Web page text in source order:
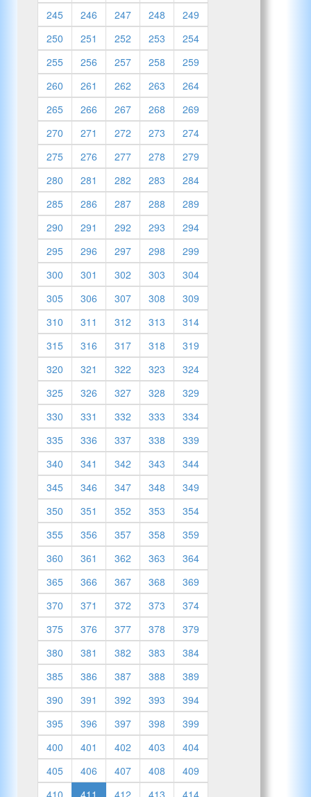
245
246 247 248
249
250
251 252 253
254
255
256 257 258
259
260
261 262 263
264
265
266 267 268
269
270
271 272 273
274
275
276 277 278
279
280
281 282 283
284
285
286 287 288
289
290
291 292 293
294
295
296 297 298
299
300
301 302 303
304
305
306 307 308
309
310
311 312 313
314
315
316 317 318
319
320
321 322 323
324
325
326 327 328
329
330
331 332 333
334
335
336 337 338
339
340
341 342 343
344
345
346 347 348
349
350
351 352 353
354
355
356 357 358
359
360
361 362 363
364
365
366 367 368
369
370
371 372 373
374
375
376 377 378
379
380
381 382 383
384
385
386 387 388
389
390
391 392 393
394
395
396 397 398
399
400
401 402 403
404
405
406 407 408
409
410
411 412 413 414